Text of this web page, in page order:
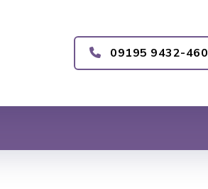
09195 9432-460